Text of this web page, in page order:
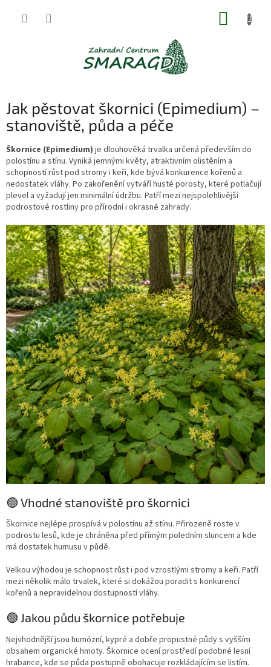
Jak pěstovat škornici (Epimedium) –
stanoviště, půda a péče
Škornice (Epimedium) je dlouhověká trvalka určená především do
polostínu a stínu. Vyniká jemnými květy, atraktivním olistěním a
schopností růst pod stromy i keři, kde bývá konkurence kořenů a
nedostatek vláhy. Po zakořenění vytváří husté porosty, které potlačují
plevel a vyžadují jen minimální údržbu. Patří mezi nejspolehlivější
podrostové rostliny pro přírodní i okrasné zahrady.
🟢 Vhodné stanoviště pro škornici
Škornice nejlépe prospívá v polostínu až stínu. Přirozeně roste v
podrostu lesů, kde je chráněna před přímým poledním sluncem a kde
má dostatek humusu v půdě.
Velkou výhodou je schopnost růst i pod vzrostlými stromy a keři. Patří
mezi několik málo trvalek, které si dokážou poradit s konkurencí
kořenů a nepravidelnou dostupností vláhy.
🟢 Jakou půdu škornice potřebuje
Nejvhodnější jsou humózní, kypré a dobře propustné půdy s vyšším
obsahem organické hmoty. Škornice ocení prostředí podobné lesní
hrabance, kde se půda postupně obohacuje rozkládajícím se listím.